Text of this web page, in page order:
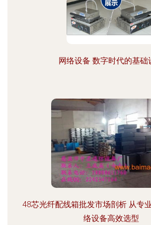
网络设备 数字时代的基础
48芯光纤配线箱批发市场剖析 从专
络设备高效选型